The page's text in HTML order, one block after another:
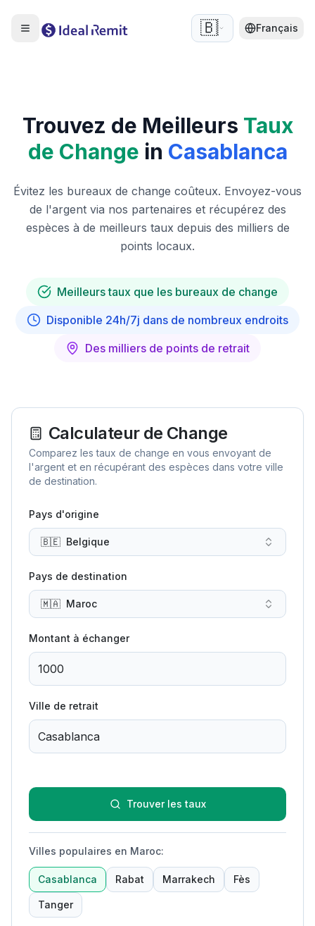
🇧🇪 Français
Trouvez de Meilleurs Taux
de Change in Casablanca
Évitez les bureaux de change coûteux. Envoyez-vous
de l'argent via nos partenaires et récupérez des
espèces à de meilleurs taux depuis des milliers de
points locaux.
Meilleurs taux que les bureaux de change
Disponible 24h/7j dans de nombreux endroits
Des milliers de points de retrait
Calculateur de Change
Comparez les taux de change en vous envoyant de
l'argent et en récupérant des espèces dans votre ville
de destination.
Pays d'origine
🇧🇪 Belgique
Pays de destination
🇲🇦 Maroc
Montant à échanger
Ville de retrait
Trouver les taux
Villes populaires en Maroc:
Casablanca Rabat Marrakech Fès
Tanger